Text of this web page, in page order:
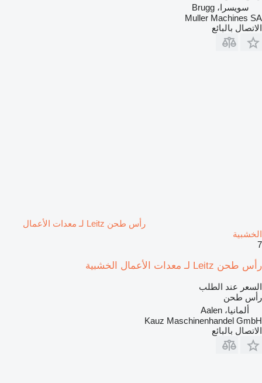
سويسرا، Brugg
Muller Machines SA
الاتصال بالبائع
رأس طحن Leitz لـ معدات الأعمال
الخشبية
7
رأس طحن Leitz لـ معدات الأعمال الخشبية
السعر عند الطلب
رأس طحن
ألمانيا، Aalen
Kauz Maschinenhandel GmbH
الاتصال بالبائع